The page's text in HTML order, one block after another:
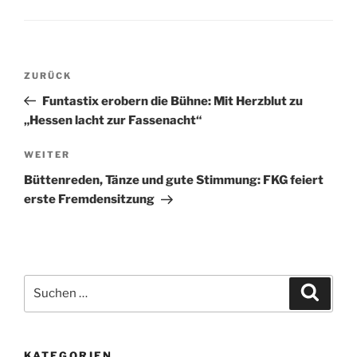
Beitragsnavigation
Vorheriger
Beitrag
ZURÜCK
Funtastix erobern die Bühne: Mit Herzblut zu
„Hessen lacht zur Fassenacht“
Nächster
Beitrag
WEITER
Büttenreden, Tänze und gute Stimmung: FKG feiert
erste Fremdensitzung
nach: